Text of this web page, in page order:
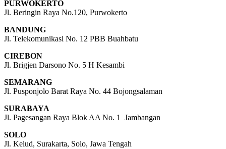
PURWOKERTO
Jl. Beringin Raya No.120, Purwokerto
BANDUNG
Jl. Telekomunikasi No. 12 PBB Buahbatu
CIREBON
Jl. Brigjen Darsono No. 5 H Kesambi
SEMARANG
Jl. Pusponjolo Barat Raya No. 44 Bojongsalaman
SURABAYA
Jl. Pagesangan Raya Blok AA No. 1 Jambangan
SOLO
Jl. Kelud, Surakarta, Solo, Jawa Tengah